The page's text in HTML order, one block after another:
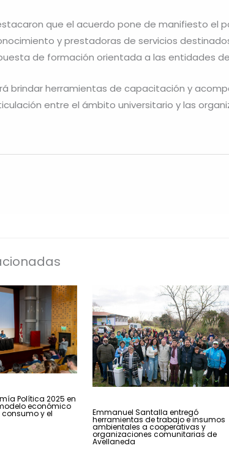
que el acuerdo pone de manifiesto el
y prestadoras de servicios
de formación orientada a las entidades
brindar herramientas de capacitación y
entre el ámbito universitario y las
Política 2025 en
económico
consumo y el Emmanuel Santalla entregó
herramientas de trabajo e insumos
ambientales a cooperativas y
organizaciones comunitarias de
Avellaneda